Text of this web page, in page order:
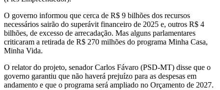
O governo informou que cerca de R$ 9 bilhões dos recursos
necessários sairão do superávit financeiro de 2025 e, outros R$ 4
bilhões, de excesso de arrecadação. Mas alguns parlamentares
criticaram a retirada de R$ 270 milhões do programa Minha Casa,
Minha Vida.
O relator do projeto, senador Carlos Fávaro (PSD-MT) disse que o
governo garantiu que não haverá prejuízo para as despesas em
andamento e que o programa será ampliado no Orçamento de 2027.